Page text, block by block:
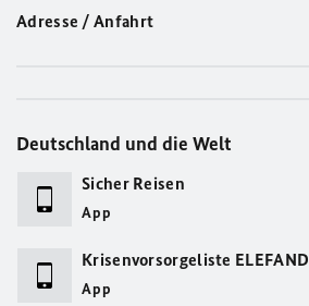
Adresse / Anfahrt
Deutschland und die Welt
Sicher Reisen
App
Krisenvorsorgeliste ELEFAND
App